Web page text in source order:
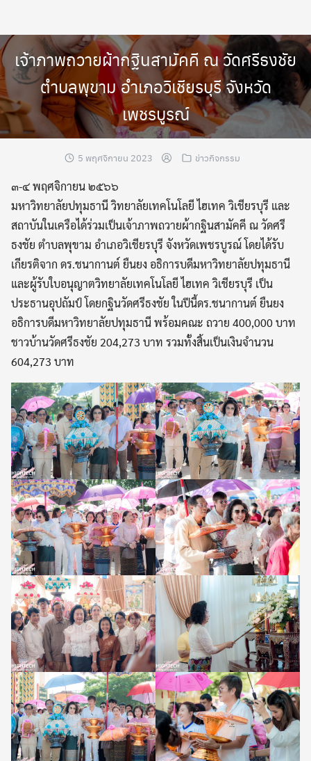
content
เจ้าภาพถวายผ้ากฐินสามัคคี ณ วัดศรีธงชัย
ตำบลพุขาม อำเภอวิเชียรบุรี จังหวัด
เพชรบูรณ์
5 พฤศจิกายน 2023 ข่าวกิจกรรม
๓-๔ พฤศจิกายน ๒๕๖๖
มหาวิทยาลัยปทุมธานี วิทยาลัยเทคโนโลยี ไฮเทค วิเชียรบุรี และ
สถาบันในเครือได้ร่วมเป็นเจ้าภาพถวายผ้ากฐินสามัคคี ณ วัดศรี
ธงชัย ตำบลพุขาม อำเภอวิเชียรบุรี จังหวัดเพชรบูรณ์ โดยได้รับ
เกียรติจาก ดร.ชนากานต์ ยืนยง อธิการบดีมหาวิทยาลัยปทุมธานี
และผู้รับใบอนุญาตวิทยาลัยเทคโนโลยี ไฮเทค วิเชียรบุรี เป็น
ประธานอุปถัมป์ โดยกฐินวัดศรีธงชัย ในปีนี้ดร.ชนากานต์ ยืนยง
อธิการบดีมหาวิทยาลัยปทุมธานี พร้อมคณะ ถวาย 400,000 บาท
ชาวบ้านวัดศรีธงชัย 204,273 บาท รวมทั้งสิ้นเป็นเงินจำนวน
604,273 บาท